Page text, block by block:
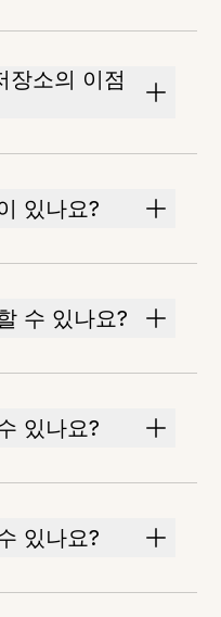
장소의 이점
있나요?
수 있나요?
있나요?
있나요?